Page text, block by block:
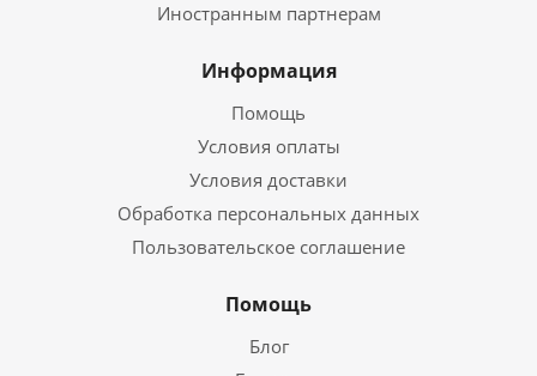
Иностранным партнерам
Информация
Помощь
Условия оплаты
Условия доставки
Обработка персональных данных
Пользовательское соглашение
Помощь
Блог